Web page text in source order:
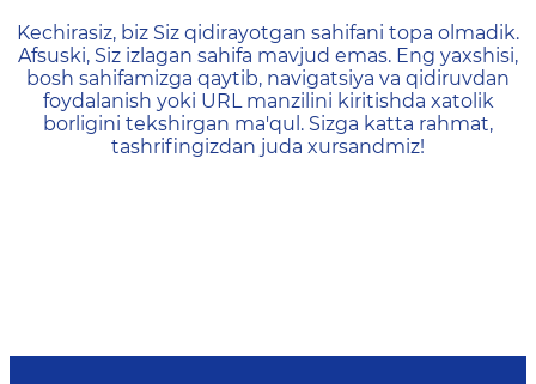
404 — Страница не
Kechirasiz, biz Siz qidirayotgan sahifani topa olmadik.
Afsuski, Siz izlagan sahifa mavjud emas. Eng yaxshisi,
bosh sahifamizga qaytib, navigatsiya va qidiruvdan
foydalanish yoki URL manzilini kiritishda xatolik
borligini tekshirgan ma'qul. Sizga katta rahmat,
tashrifingizdan juda xursandmiz!